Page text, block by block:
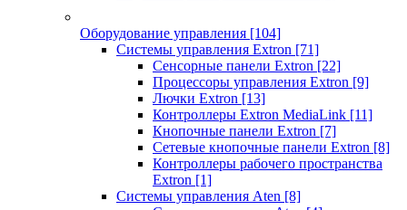
Оборудование управления [104]
Системы управления Extron [71]
Сенсорные панели Extron [22]
Процессоры управления Extron [9]
Лючки Extron [13]
Контроллеры Extron MediaLink [11]
Кнопочные панели Extron [7]
Сетевые кнопочные панели Extron [8]
Контроллеры рабочего пространства
Extron [1]
Системы управления Aten [8]